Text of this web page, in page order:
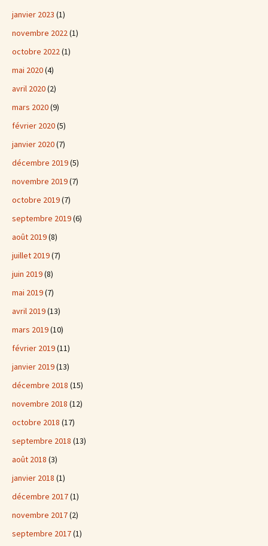
janvier 2023 (1)
novembre 2022(1)
octobre 2022(1)
mai 2020(4)
avril 2020(2)
mars 2020(9)
février 2020(5)
janvier 2020(7)
décembre 2019(5)
novembre 2019(7)
octobre 2019(7)
septembre 2019(6)
août 2019(8)
juillet 2019(7)
juin 2019(8)
mai 2019(7)
avril 2019(13)
mars 2019(10)
février 2019(11)
janvier 2019(13)
décembre 2018 (15)
novembre 2018 (12)
octobre 2018 (17)
septembre 2018 (13)
août 2018 (3)
janvier 2018 (1)
décembre 2017(1)
novembre 2017(2)
septembre 2017(1)